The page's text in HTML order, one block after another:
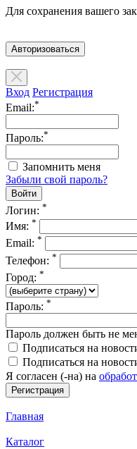
Для сохранения вашего
Авторизоваться
Вход Регистрация
Email:*
Пароль:*
Запомнить меня
Забыли свой пароль?
Логин: *
Имя: *
Email: *
Телефон: *
Город: *
Пароль: *
Пароль должен быть не
Подписаться на
Подписаться на
Я согласен (-на) на
Главная
Каталог